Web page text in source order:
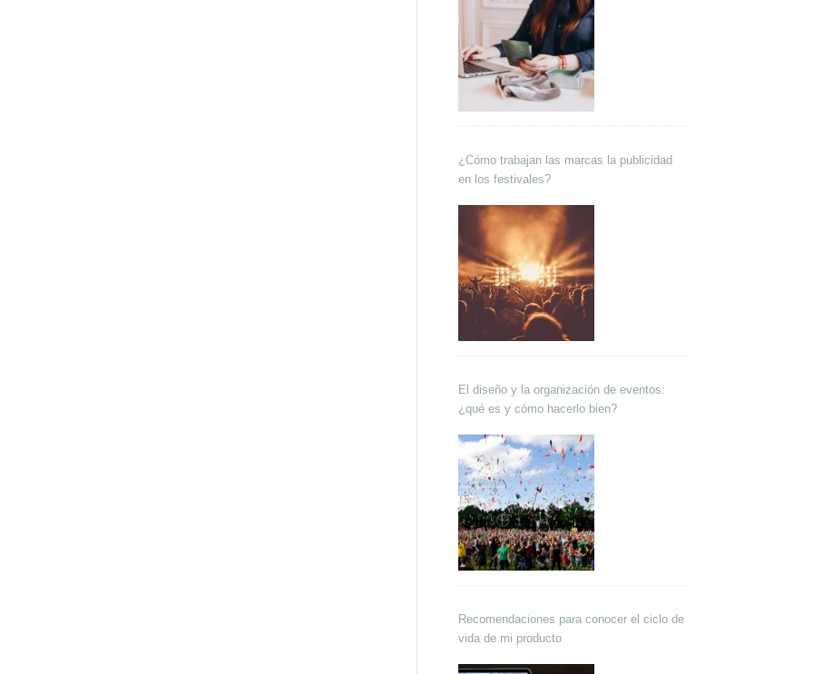
¿Cómo trabajan las marcas la publicidad
en los festivales?
El diseño y la organización de eventos:
¿qué es y cómo hacerlo bien?
Recomendaciones para conocer el ciclo de
vida de mi producto